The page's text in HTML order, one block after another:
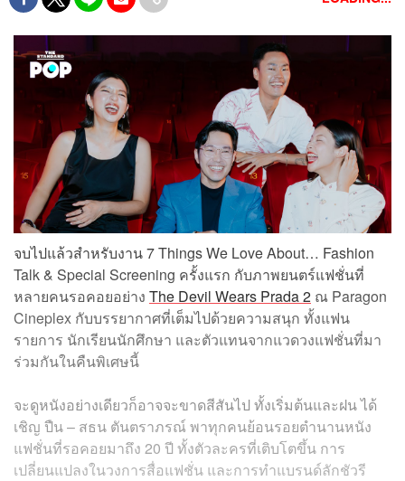
จบไปแล้วสำหรับงาน 7 Things We Love About… Fashion
Talk & Special Screening ครั้งแรก กับภาพยนตร์แฟชั่นที่
หลายคนรอคอยอย่าง The Devil Wears Prada 2 ณ Paragon
Cineplex กับบรรยากาศที่เต็มไปด้วยความสนุก ทั้งแฟน
รายการ นักเรียนนักศึกษา และตัวแทนจากแวดวงแฟชั่นที่มา
ร่วมกันในคืนพิเศษนี้
จะดูหนังอย่างเดียวก็อาจจะขาดสีสันไป ทั้งเริ่มต้นและฝน ได้
เชิญ ปืน – สธน ตันตราภรณ์ พาทุกคนย้อนรอยตำนานหนัง
แฟชั่นที่รอคอยมาถึง 20 ปี ทั้งตัวละครที่เติบโตขึ้น การ
เปลี่ยนแปลงในวงการสื่อแฟชั่น และการทำแบรนด์ลักชัวรี